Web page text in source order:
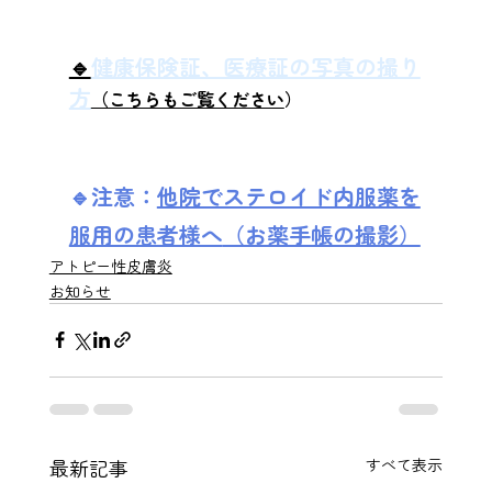
🔹健康保険証、医療証の写真の撮り
方 （こちらもご覧ください）
🔹注意： 他院でステロイド内服薬を
服用の患者様へ （お薬手帳の撮影）
アトピー性皮膚炎
お知らせ
最新記事 すべて表示